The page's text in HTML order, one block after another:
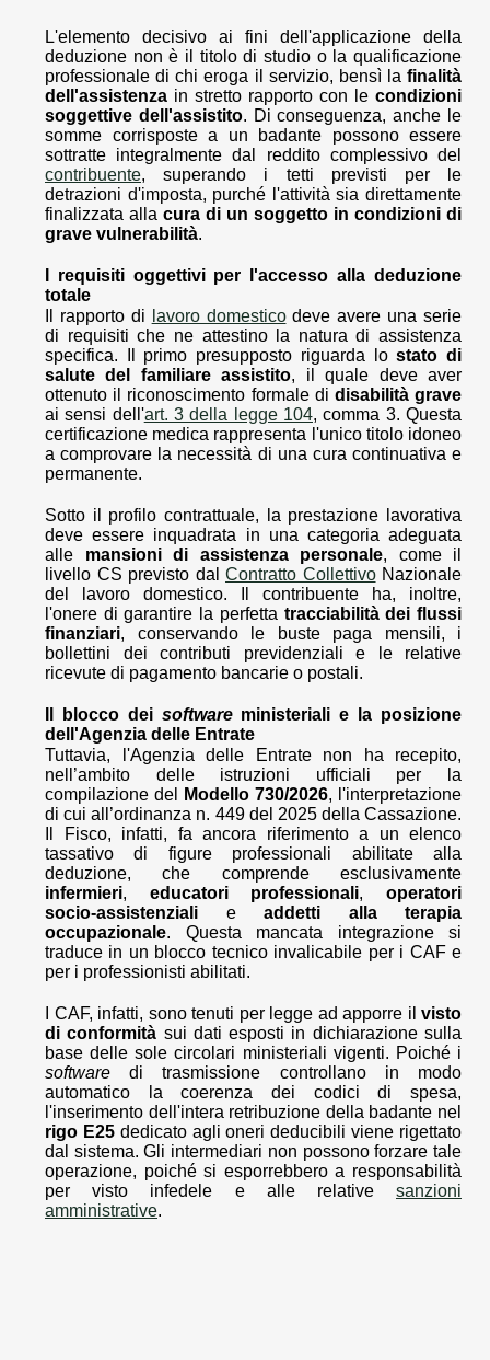
L'elemento decisivo ai fini dell'applicazione della
deduzione non è il titolo di studio o la qualificazione
professionale di chi eroga il servizio, bensì la finalità
dell'assistenza in stretto rapporto con le condizioni
soggettive dell'assistito. Di conseguenza, anche le
somme corrisposte a un badante possono essere
sottratte integralmente dal reddito complessivo del
contribuente, superando i tetti previsti per le
detrazioni d'imposta, purché l'attività sia direttamente
finalizzata alla cura di un soggetto in condizioni di
grave vulnerabilità.
I requisiti oggettivi per l'accesso alla deduzione
totale
Il rapporto di
lavoro domesticodeve avere una serie
di requisiti che ne attestino la natura di assistenza
specifica. Il primo presupposto riguarda lostato di
salute del familiare assistito, il quale deve aver
ottenuto il riconoscimento formale di disabilità grave
ai sensi dell'art. 3 della legge 104, comma 3. Questa
certificazione medica rappresenta l'unico titolo idoneo
a comprovare la necessità di una cura continuativa e
permanente.
Sotto il profilo contrattuale, la prestazione lavorativa
deve essere inquadrata in una categoria adeguata
alle mansioni di assistenza personale, come il
livello CS previsto dal Contratto CollettivoNazionale
del lavoro domestico. Il contribuente ha, inoltre,
l'onere di garantire la perfetta tracciabilità dei flussi
finanziari, conservando le buste paga mensili, i
bollettini dei contributi previdenziali e le relative
ricevute di pagamento bancarie o postali.
Il blocco dei softwareministeriali e la posizione
dell'Agenzia delle Entrate
Tuttavia, l'Agenzia delle Entrate non ha recepito,
nell’ambito delle istruzioni ufficiali per la
compilazione del
Modello 730/2026, l'interpretazione
di cui all’ordinanza n. 449 del 2025 della Cassazione.
Il Fisco, infatti, fa ancora riferimento a un elenco
tassativo di figure professionali abilitate alla
deduzione, che comprende esclusivamente
infermieri, educatori professionali,operatori
socio-assistenziali e addetti alla terapia
occupazionale. Questa mancata integrazione si
traduce in un blocco tecnico invalicabile per i CAF e
per i professionisti abilitati.
I CAF, infatti, sono tenuti per legge ad apporre il visto
di conformità sui dati esposti in dichiarazione sulla
base delle sole circolari ministeriali vigenti. Poiché i
software di trasmissione controllano in modo
automatico la coerenza dei codici di spesa,
l'inserimento dell'intera retribuzione della badante nel
rigo E25dedicato agli oneri deducibili viene rigettato
dal sistema. Gli intermediari non possono forzare tale
operazione, poiché si esporrebbero a responsabilità
per visto infedele e alle relative sanzioni
amministrative.